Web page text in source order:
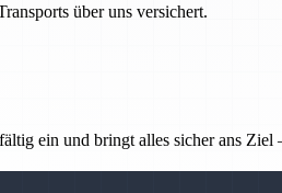
über uns versichert.
ein und bringt alles sicher ans Ziel